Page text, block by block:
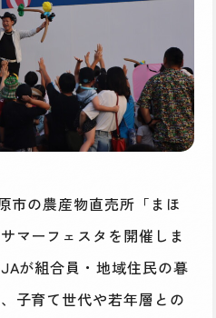
市の農産物直売所「まほ
マーフェスタを開催しま
が組合員・地域住民の暮
子育て世代や若年層との